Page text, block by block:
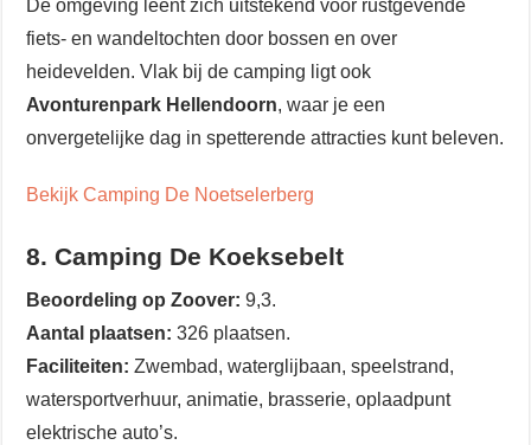
De omgeving leent zich uitstekend voor rustgevende
fiets- en wandeltochten door bossen en over
heidevelden. Vlak bij de camping ligt ook
Avonturenpark Hellendoorn, waar je een
onvergetelijke dag in spetterende attracties kunt beleven.
Bekijk Camping De Noetselerberg
8. Camping De Koeksebelt
Beoordeling op Zoover: 9,3.
Aantal plaatsen:326 plaatsen.
Faciliteiten: Zwembad, waterglijbaan, speelstrand,
watersportverhuur, animatie, brasserie, oplaadpunt
elektrische auto’s.